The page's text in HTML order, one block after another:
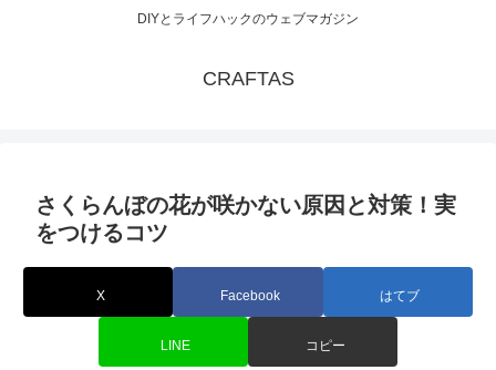
DIYとライフハックのウェブマガジン
CRAFTAS
さくらんぼの花が咲かない原因と対策！実
をつけるコツ
X Facebook はてブ
LINE コピー